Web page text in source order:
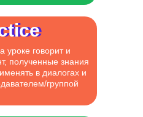
уроке говорит и
полученные знания
в диалогах и
группой